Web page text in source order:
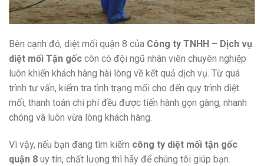
Bên cạnh đó, diệt mối quận 8 của Công ty TNHH – Dịch vụ
diệt mối Tận gốc còn có đội ngũ nhân viên chuyên nghiệp
luôn khiến khách hàng hài lòng về kết quả dịch vụ. Từ quá
trình tư vấn, kiểm tra tình trạng mối cho đến quy trình diệt
mối, thanh toán chi phí đều được tiến hành gọn gàng, nhanh
chóng và luôn vừa lòng khách hàng.
Vì vậy, nếu bạn đang tìm kiếm công ty diệt mối tận gốc
quận 8 uy tín, chất lượng thì hãy để chúng tôi giúp bạn.